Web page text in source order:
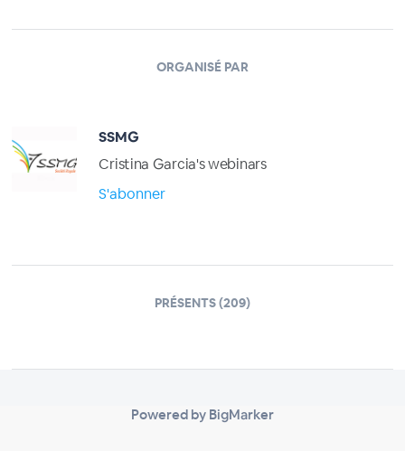
ORGANISÉ PAR
SSMG
Cristina Garcia's webinars
S'abonner
PRÉSENTS (209)
Powered by BigMarker